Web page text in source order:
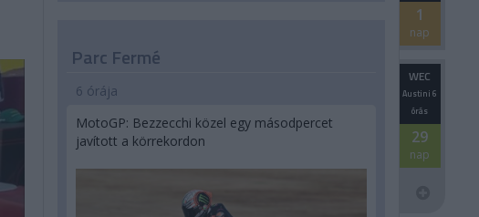
1
nap
WEC
Austini 6
órás
29
nap
Parc Fermé
6 órája
MotoGP: Bezzecchi közel egy másodpercet
javított a körrekordon